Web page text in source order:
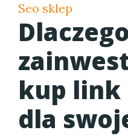
Seo sklep
kup link
dla